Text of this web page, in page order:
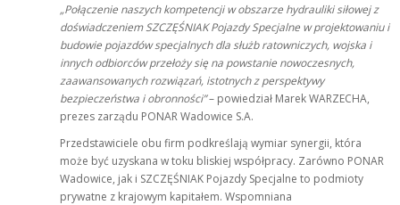
„Połączenie naszych kompetencji w obszarze hydrauliki siłowej z
doświadczeniem SZCZĘŚNIAK Pojazdy Specjalne w projektowaniu i
budowie pojazdów specjalnych dla służb ratowniczych, wojska i
innych odbiorców przełoży się na powstanie nowoczesnych,
zaawansowanych rozwiązań, istotnych z perspektywy
bezpieczeństwa i obronności”– powiedział Marek WARZECHA,
prezes zarządu PONAR Wadowice S.A.
Przedstawiciele obu firm podkreślają wymiar synergii, która
może być uzyskana w toku bliskiej współpracy. Zarówno PONAR
Wadowice, jak i SZCZĘŚNIAK Pojazdy Specjalne to podmioty
prywatne z krajowym kapitałem. Wspomniana